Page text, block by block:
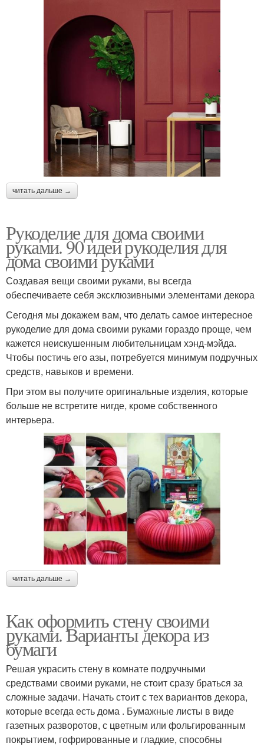
читать дальше →
Рукоделие для дома своими
руками. 90 идей рукоделия для
дома своими руками
Создавая вещи своими руками, вы всегда
обеспечиваете себя эксклюзивными элементами декора
Сегодня мы докажем вам, что делать самое интересное
рукоделие для дома своими руками гораздо проще, чем
кажется неискушенным любительницам хэнд-мэйда.
Чтобы постичь его азы, потребуется минимум подручных
средств, навыков и времени.
При этом вы получите оригинальные изделия, которые
больше не встретите нигде, кроме собственного
интерьера.
читать дальше →
Как оформить стену своими
руками. Варианты декора из
бумаги
Решая украсить стену в комнате подручными
средствами своими руками, не стоит сразу браться за
сложные задачи. Начать стоит с тех вариантов декора,
которые всегда есть дома . Бумажные листы в виде
газетных разворотов, с цветным или фольгированным
покрытием, гофрированные и гладкие, способны